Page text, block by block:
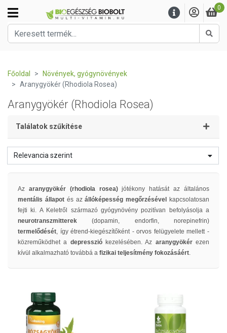
0
Főoldal
Növények, gyógynövények
Aranygyökér (Rhodiola Rosea)
Aranygyökér (Rhodiola Rosea)
Találatok szűkítése
Relevancia szerint
Az aranygyökér (rhodiola rosea)jótékony hatását az általános
mentális állapot és azállóképesség megőrzésével
kapcsolatosan
fejti ki. A Keletről származó gyógynövény pozitívan befolyásolja a
neurotranszmitterek(dopamin, endorfin, norepinefrin)
termelődését, így étrend-kiegészítőként - orvos felügyelete mellett -
közreműködhet a depresszió kezelésében. Az aranygyökérezen
kívül alkalmazható továbbá a fizikai teljesítmény fokozásáért.